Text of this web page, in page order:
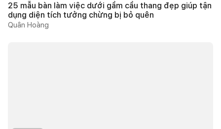
25 mẫu bàn làm việc dưới gầm cầu thang đẹp giúp tận
dụng diện tích tưởng chừng bị bỏ quên
Quân Hoàng